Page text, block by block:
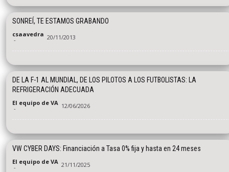
SONREÍ, TE ESTAMOS GRABANDO
csaavedra
- 20/11/2013
DE LA F-1 AL MUNDIAL, DE LOS PILOTOS A LOS FUTBOLISTAS: LA
REFRIGERACIÓN ADECUADA
El equipo de VA
- 12/06/2026
VW CYBER DAYS: Financiación a Tasa 0% fija y hasta en 24 meses
El equipo de VA
- 21/11/2025